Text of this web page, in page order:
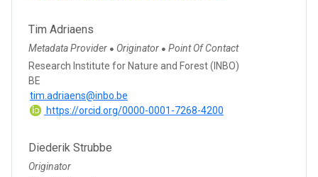
Tim Adriaens
Metadata Provider ● Originator ● Point Of Contact
Research Institute for Nature and Forest (INBO)
BE
tim.adriaens@inbo.be
https://orcid.org/0000-0001-7268-4200
Diederik Strubbe
Originator